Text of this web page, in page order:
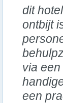
dit
ontbijt
via
een